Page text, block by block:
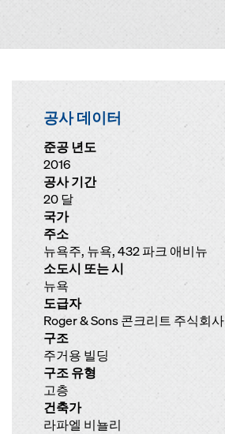
공사 데이터
준공 년도
2016
공사 기간
20 달
국가
주소
뉴욕주, 뉴욕, 432 파크 애비뉴
소도시 또는 시
뉴욕
도급자
Roger & Sons 콘크리트 주식회사
구조
주거용 빌딩
구조 유형
고층
건축가
라파엘 비뇰리